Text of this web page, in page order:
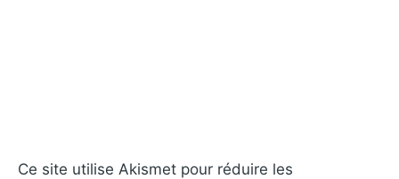
Ce site utilise Akismet pour réduire les